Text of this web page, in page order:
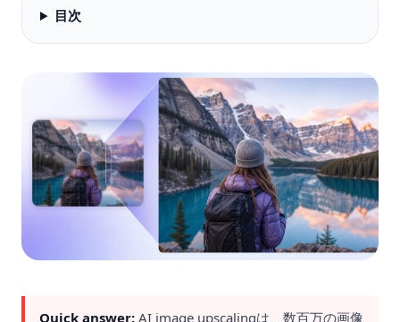
目次
Quick answer: AI image upscalingは、数百万の画像